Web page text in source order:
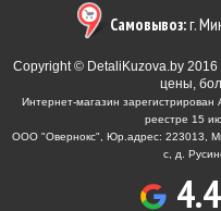
Самовывоз:г.
Copyright © DetaliKuzova.by 2016
цены,
Интернет-магазин
реестре 15
ООО "Овернокс", Юр.адрес: 223013,
с, д.
4.4